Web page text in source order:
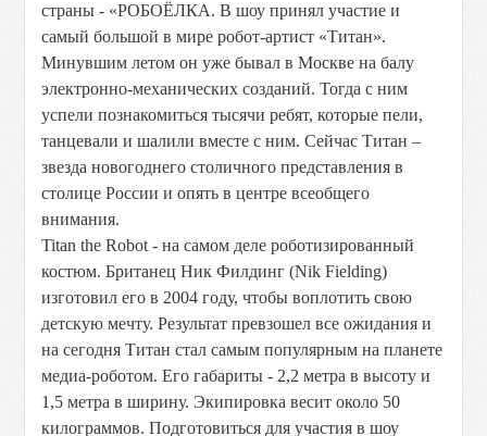
страны - «РОБОЁЛКА. В шоу принял участие и
самый большой в мире робот-артист «Титан».
Минувшим летом он уже бывал в Москве на балу
электронно-механических созданий. Тогда с ним
успели познакомиться тысячи ребят, которые пели,
танцевали и шалили вместе с ним. Сейчас Титан –
звезда новогоднего столичного представления в
столице России и опять в центре всеобщего
внимания.
Titan the Robot - на самом деле роботизированный
костюм. Британец Ник Филдинг (Nik Fielding)
изготовил его в 2004 году, чтобы воплотить свою
детскую мечту. Результат превзошел все ожидания и
на сегодня Титан стал самым популярным на планете
медиа-роботом. Его габариты - 2,2 метра в высоту и
1,5 метра в ширину. Экипировка весит около 50
килограммов. Подготовиться для участия в шоу